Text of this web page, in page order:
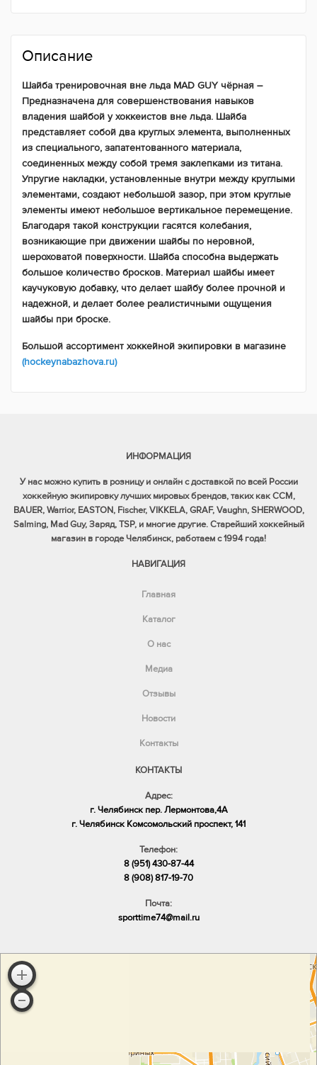
Описание
Шайба тренировочная вне льда MAD GUY чёрная –
Предназначена для совершенствования навыков
владения шайбой у хоккеистов вне льда. Шайба
представляет собой два круглых элемента, выполненных
из специального, запатентованного материала,
соединенных между собой тремя заклепками из титана.
Упругие накладки, установленные внутри между круглыми
элементами, создают небольшой зазор, при этом круглые
элементы имеют небольшое вертикальное перемещение.
Благодаря такой конструкции гасятся колебания,
возникающие при движении шайбы по неровной,
шероховатой поверхности. Шайба способна выдержать
большое количество бросков. Материал шайбы имеет
каучуковую добавку, что делает шайбу более прочной и
надежной, и делает более реалистичными ощущения
шайбы при броске.
Большой ассортимент хоккейной экипировки в магазине
(hockeynabazhova.ru)
ИНФОРМАЦИЯ
У нас можно купить в розницу и онлайн с доставкой по всей России
хоккейную экипировку лучших мировых брендов, таких как CCM,
BAUER, Warrior, EASTON, Fischer, VIKKELA, GRAF, Vaughn, SHERWOOD,
Salming, Mad Guy, Заряд, TSP, и многие другие. Старейший хоккейный
магазин в городе Челябинск, работаем с 1994 года!
НАВИГАЦИЯ
Главная
Каталог
О нас
Медиа
Отзывы
Новости
Контакты
КОНТАКТЫ
Адрес:
г. Челябинск пер. Лермонтова,4А
​г. Челябинск Комсомольский проспект, 141
Телефон:
8 (951) 430-87-44
8 (908) 817-19-70
Почта:
sporttime74@mail.ru